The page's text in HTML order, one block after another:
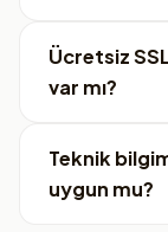
Ücretsiz
var mı?
Teknik
uygun mu?